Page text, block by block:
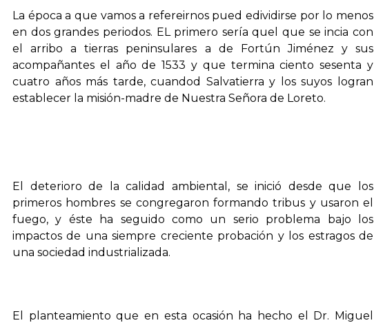
La época a que vamos a refereirnos pued edividirse por lo menos
en dos grandes periodos. EL primero sería quel que se incia con
el arribo a tierras peninsulares a de Fortún Jiménez y sus
acompañantes el año de 1533 y que termina ciento sesenta y
cuatro años más tarde, cuandod Salvatierra y los suyos logran
establecer la misión-madre de Nuestra Señora de Loreto.
El deterioro de la calidad ambiental, se inició desde que los
primeros hombres se congregaron formando tribus y usaron el
fuego, y éste ha seguido como un serio problema bajo los
impactos de una siempre creciente probación y los estragos de
una sociedad industrializada.
El planteamiento que en esta ocasión ha hecho el Dr. Miguel